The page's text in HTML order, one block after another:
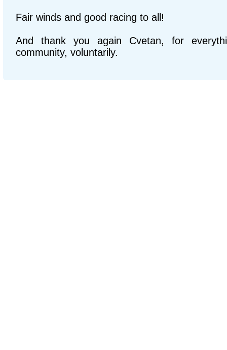
Fair winds and good racing to all!
And thank you again Cvetan, for
community, voluntarily.